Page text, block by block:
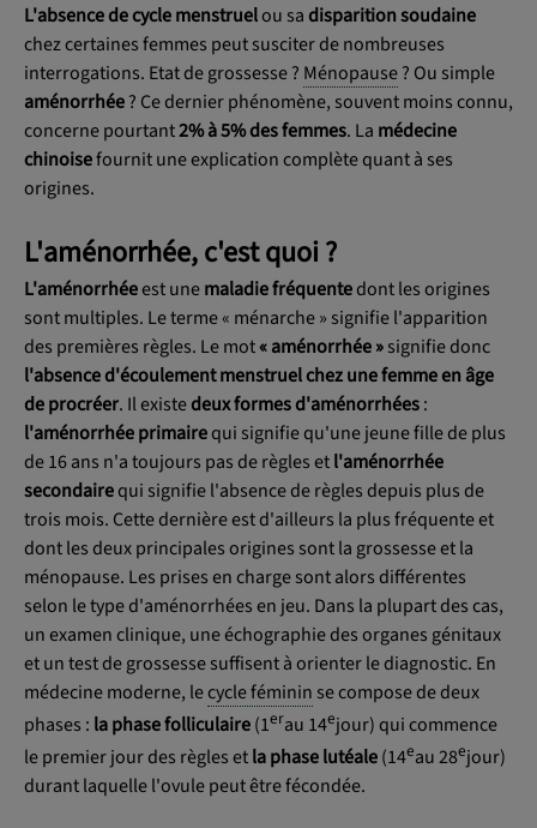
L'absence de cycle menstruelou sadisparition soudaine
chez certaines femmes peut susciter de nombreuses
interrogations. Etat de grossesse ? Ménopause? Ou simple
aménorrhée? Ce dernier phénomène, souvent moins connu,
concerne pourtant2% à 5% des femmes. La médecine
chinoisefournit une explication complète quant à ses
origines.
L'aménorrhée, c'est quoi ?
L'aménorrhéeest unemaladie fréquentedont les origines
sont multiples. Le terme « ménarche » signifie l'apparition
des premières règles. Le mot« aménorrhée »signifie donc
l'absence d'écoulement menstruel chez une femme en âge
de procréer. Il existedeux formes d'aménorrhées:
l'aménorrhée primairequi signifie qu'une jeune fille de plus
de 16 ans n'a toujours pas de règles etl'aménorrhée
secondairequi signifie l'absence de règles depuis plus de
trois mois. Cette dernière est d'ailleurs la plus fréquente et
dont les deux principales origines sont la grossesse et la
ménopause. Les prises en charge sont alors différentes
selon le type d'aménorrhées en jeu. Dans la plupart des cas,
un examen clinique, une échographie des organes génitaux
et un test de grossesse suffisent à orienter le diagnostic. En
médecine moderne, lecycle féminin se compose de deux
phases : la phase folliculaire(1erau 14ejour) qui commence
le premier jour des règles etla phase lutéale(14eau 28ejour)
durant laquelle l'ovule peut être fécondée.